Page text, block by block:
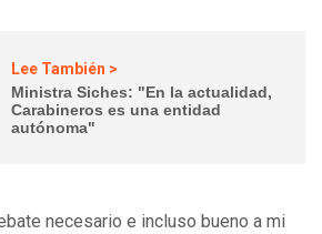
Lee También >
Ministra Siches: "En la actualidad,
Carabineros es una entidad
autónoma"
necesario e incluso bueno a mi